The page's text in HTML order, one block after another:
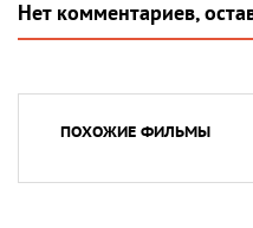
Нет комментариев,
ПОХОЖИЕ ФИЛЬМЫ